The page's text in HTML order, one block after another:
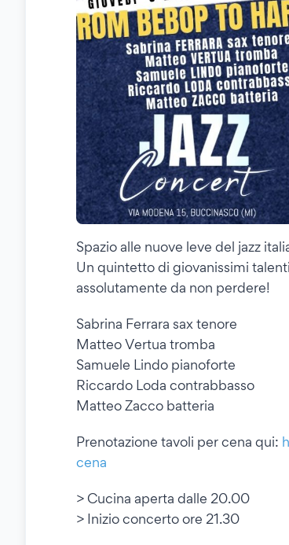
Spazio alle nuove leve del jazz
Un quintetto di giovanissimi
assolutamente da non perdere!
Sabrina Ferrara sax tenore
Matteo Vertua tromba
Samuele Lindo pianoforte
Riccardo Loda contrabbasso
Matteo Zacco batteria
Prenotazione tavoli per cena qui:
cena
> Cucina aperta dalle 20.00
> Inizio concerto ore 21.30